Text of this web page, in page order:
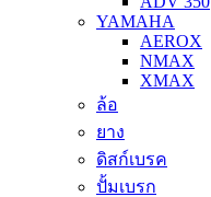
YAMAHA
AEROX
NMAX
XMAX
ล้อ
ยาง
ดิสก์เบรค
ปั้มเบรก